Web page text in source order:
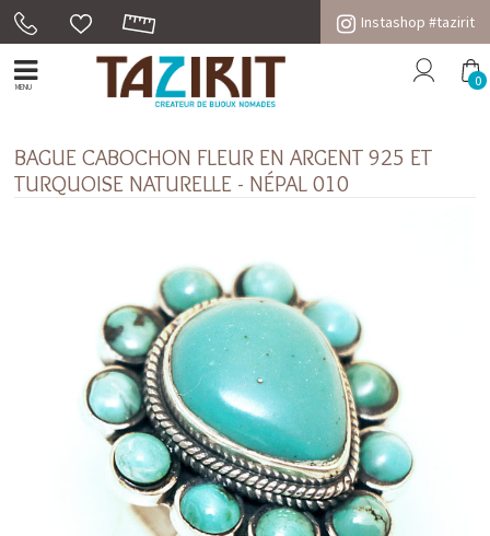
Instashop #tazirit
MENU 0
BAGUE CABOCHON FLEUR EN ARGENT 925 ET
TURQUOISE NATURELLE - NÉPAL 010